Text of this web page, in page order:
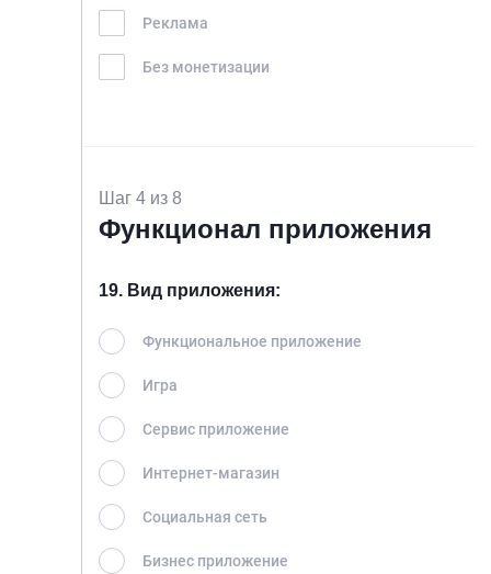
Реклама
Без монетизации
Шаг 4 из 8
Функционал приложения
19. Вид приложения:
Функциональное приложение
Игра
Сервис приложение
Интернет-магазин
Социальная сеть
Бизнес приложение
ГЛАВНАЯ